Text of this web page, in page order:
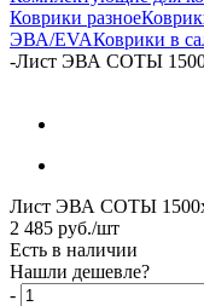
Коврики разное
ЭВА/EVAКоврики в
-Лист ЭВА СОТЫ
Лист ЭВА СОТЫ
2 485 руб./шт
Есть в наличии
Нашли дешевле?
-